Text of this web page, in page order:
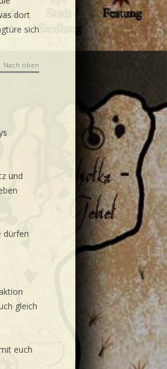
dort
sich
Nach oben
und
dürfen
gleich
euch